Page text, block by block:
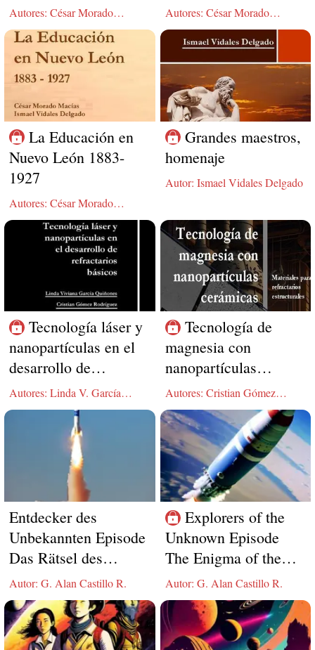
Autores: César Morado
Macías, Ismael Vidales
Delgado
Autores: César Morado
Macías, Ismael Vidales
Delgado
Autores: César Morado
Macías, Ismael Vidales
Delgado
La Educación en
Nuevo León 1883-
1927
Autor: Ismael Vidales Delgado
Grandes maestros,
homenaje
Autores: Linda V. García
Quiñonez, Cristian Gómez
Tecnología láser y
nanopartículas en el
desarrollo de
refractarios básicos
Autores: Cristian Gómez
Rodríguez, Linda Viviana
García Quiñones
Tecnología de
magnesia con
nanopartículas
cerámicas, materiales
para refractarios
estructurales
Autor: G. Alan Castillo R.
Entdecker des
Unbekannten Episode
Das Rätsel des
erloschenen Sterns
Autor: G. Alan Castillo R.
Explorers of the
Unknown Episode
The Enigma of the
Extinguished Star